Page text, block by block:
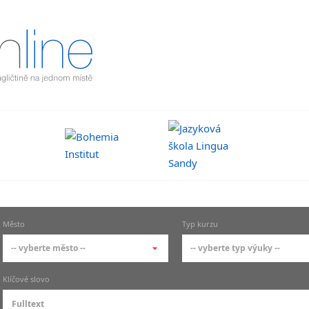
Město
-- vyberte město --
-- vyberte město --
Typ kurzu
-- vyberte typ výuky --
Klíčové slovo